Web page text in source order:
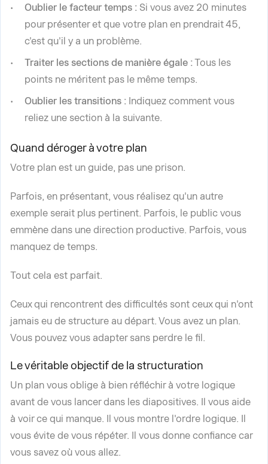
Oublier le facteur temps : Si vous avez 20 minutes
pour présenter et que votre plan en prendrait 45,
c'est qu'il y a un problème.
Traiter les sections de manière égale :Tous les
points ne méritent pas le même temps.
Oublier les transitions : Indiquez comment vous
reliez une section à la suivante.
Quand déroger à votre plan
Votre plan est un guide, pas une prison.
Parfois, en présentant, vous réalisez qu'un autre
exemple serait plus pertinent. Parfois, le public vous
emmène dans une direction productive. Parfois, vous
manquez de temps.
Tout cela est parfait.
Ceux qui rencontrent des difficultés sont ceux qui n'ont
jamais eu de structure au départ. Vous avez un plan.
Vous pouvez vous adapter sans perdre le fil.
Le véritable objectif de la structuration
Un plan vous oblige à bien réfléchir à votre logique
avant de vous lancer dans les diapositives. Il vous aide
à voir ce qui manque. Il vous montre l'ordre logique. Il
vous évite de vous répéter. Il vous donne confiance car
vous savez où vous allez.